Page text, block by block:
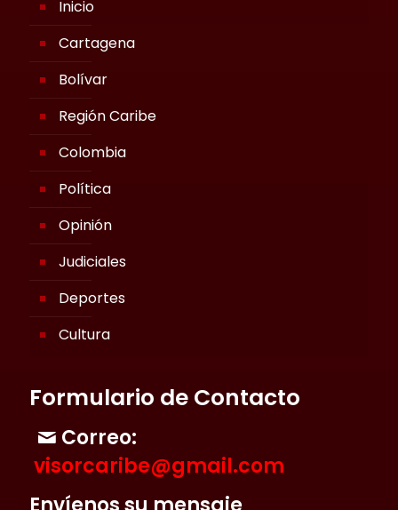
Inicio
Cartagena
Bolívar
Región Caribe
Colombia
Política
Opinión
Judiciales
Deportes
Cultura
Formulario de Contacto
Correo:
visorcaribe@gmail.com